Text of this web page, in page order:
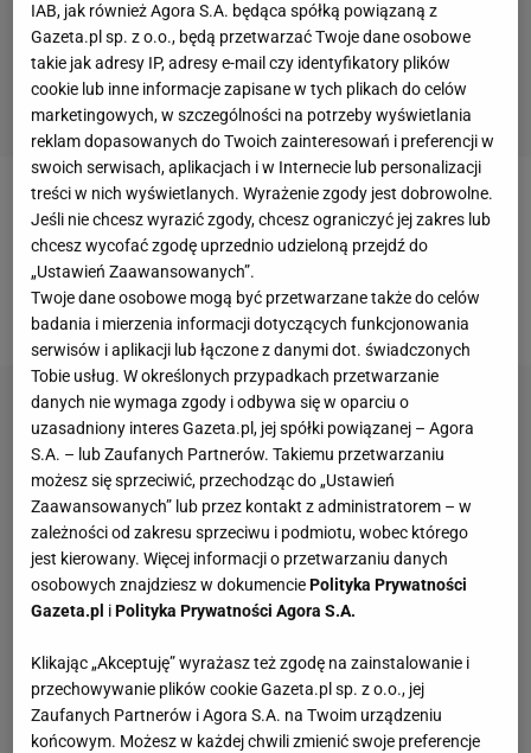
Zdaniem Belgów problemem są żądania finansowe
Teodorczyka; chciałby zarabiać znacznie więcej niż
Matias Suarez, Steven Defour czy Milan Jovanović,
którzy byli gwiazdami zespołu w ostatnich latach.
IAB, jak również Agora S.A. będąca spółką powiązaną z
Gazeta.pl sp. z o.o., będą przetwarzać Twoje dane osobowe
takie jak adresy IP, adresy e-mail czy identyfikatory plików
cookie lub inne informacje zapisane w tych plikach do celów
marketingowych, w szczególności na potrzeby wyświetlania
reklam dopasowanych do Twoich zainteresowań i preferencji w
swoich serwisach, aplikacjach i w Internecie lub personalizacji
treści w nich wyświetlanych. Wyrażenie zgody jest dobrowolne.
Jeśli nie chcesz wyrazić zgody, chcesz ograniczyć jej zakres lub
chcesz wycofać zgodę uprzednio udzieloną przejdź do
„Ustawień Zaawansowanych”.
Twoje dane osobowe mogą być przetwarzane także do celów
badania i mierzenia informacji dotyczących funkcjonowania
serwisów i aplikacji lub łączone z danymi dot. świadczonych
Tobie usług. W określonych przypadkach przetwarzanie
danych nie wymaga zgody i odbywa się w oparciu o
uzasadniony interes Gazeta.pl, jej spółki powiązanej – Agora
S.A. – lub Zaufanych Partnerów. Takiemu przetwarzaniu
możesz się sprzeciwić, przechodząc do „Ustawień
Zaawansowanych” lub przez kontakt z administratorem – w
zależności od zakresu sprzeciwu i podmiotu, wobec którego
jest kierowany. Więcej informacji o przetwarzaniu danych
osobowych znajdziesz w dokumenciePolityka Prywatności
Gazeta.pl iPolityka Prywatności Agora S.A.
Klikając „Akceptuję” wyrażasz też zgodę na zainstalowanie i
przechowywanie plików cookie Gazeta.pl sp. z o.o., jej
Zaufanych Partnerów i Agora S.A. na Twoim urządzeniu
końcowym. Możesz w każdej chwili zmienić swoje preferencje